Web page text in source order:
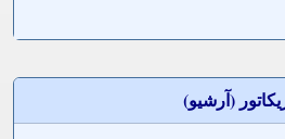
(آرشيو)